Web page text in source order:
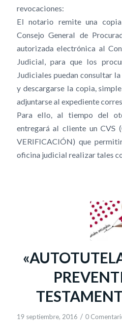
revocaciones:
El notario remite una
Consejo General de
autorizada electrónica al
Judicial, para que los
Judiciales puedan consultar
y descargarse la copia,
adjuntarse al expediente
Para ello, al tiempo del
entregará al cliente un CVS
VERIFICACIÓN) que
oficina judicial realizar tales
19 septiembre, 2016 / 0